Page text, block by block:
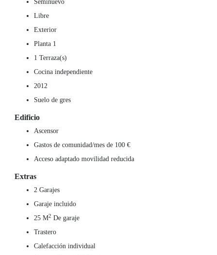
Libre
Exterior
Planta 1
1 Terraza(s)
Cocina independiente
2012
Suelo de gres
Edificio
Ascensor
Gastos de comunidad/mes de 100 €
Acceso adaptado movilidad reducida
Extras
2 Garajes
Garaje incluido
25 M2 De garaje
Trastero
Calefacción individual